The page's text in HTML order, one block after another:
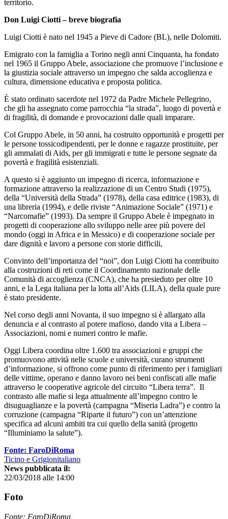
territorio.
Don Luigi Ciotti – breve biografia
Luigi Ciotti è nato nel 1945 a Pieve di Cadore (BL), nelle Dolomiti.
Emigrato con la famiglia a Torino negli anni Cinquanta, ha fondato
nel 1965 il Gruppo Abele, associazione che promuove l’inclusione e
la giustizia sociale attraverso un impegno che salda accoglienza e
cultura, dimensione educativa e proposta politica.
È stato ordinato sacerdote nel 1972 da Padre Michele Pellegrino,
che gli ha assegnato come parrocchia “la strada”, luogo di povertà e
di fragilità, di domande e provocazioni dalle quali imparare.
Col Gruppo Abele, in 50 anni, ha costruito opportunità e progetti per
le persone tossicodipendenti, per le donne e ragazze prostituite, per
gli ammalati di Aids, per gli immigrati e tutte le persone segnate da
povertà e fragilità esistenziali.
A questo si è aggiunto un impegno di ricerca, informazione e
formazione attraverso la realizzazione di un Centro Studi (1975),
della “Università della Strada” (1978), della casa editrice (1983), di
una libreria (1994), e delle riviste “Animazione Sociale” (1971) e
“Narcomafie” (1993). Da sempre il Gruppo Abele è impegnato in
progetti di cooperazione allo sviluppo nelle aree più povere del
mondo (oggi in Africa e in Messico) e di cooperazione sociale per
dare dignità e lavoro a persone con storie difficili,
Convinto dell’importanza del “noi”, don Luigi Ciotti ha contribuito
alla costruzioni di reti come il Coordinamento nazionale delle
Comunità di accoglienza (CNCA), che ha presieduto per oltre 10
anni, e la Lega italiana per la lotta all’Aids (LILA), della quale pure
è stato presidente.
Nel corso degli anni Novanta, il suo impegno si è allargato alla
denuncia e al contrasto al potere mafioso, dando vita a Libera –
Associazioni, nomi e numeri contro le mafie.
Oggi Libera coordina oltre 1.600 tra associazioni e gruppi che
promuovono attività nelle scuole e università, curano strumenti
d’informazione, si offrono come punto di riferimento per i famigliari
delle vittime, operano e danno lavoro nei beni confiscati alle mafie
attraverso le cooperative agricole del circuito “Libera terra”. Il
contrasto alle mafie si lega attualmente all’impegno contro le
disuguaglianze e la povertà (campagna “Miseria Ladra”) e contro la
corruzione (campagna “Riparte il futuro”) con un’attenzione
specifica ad alcuni ambiti tra cui quello della sanità (progetto
“Illuminiamo la salute”).
Fonte: FaroDiRoma
Ticino e Grigionitaliano
News pubblicata il:
22/03/2018 alle 14:00
Foto
Fonte: FaroDiRoma